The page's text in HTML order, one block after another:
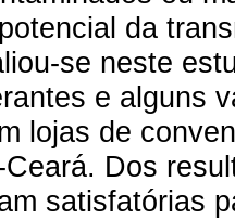
da
se neste
e alguns
lojas de
Dos
satisfatórias